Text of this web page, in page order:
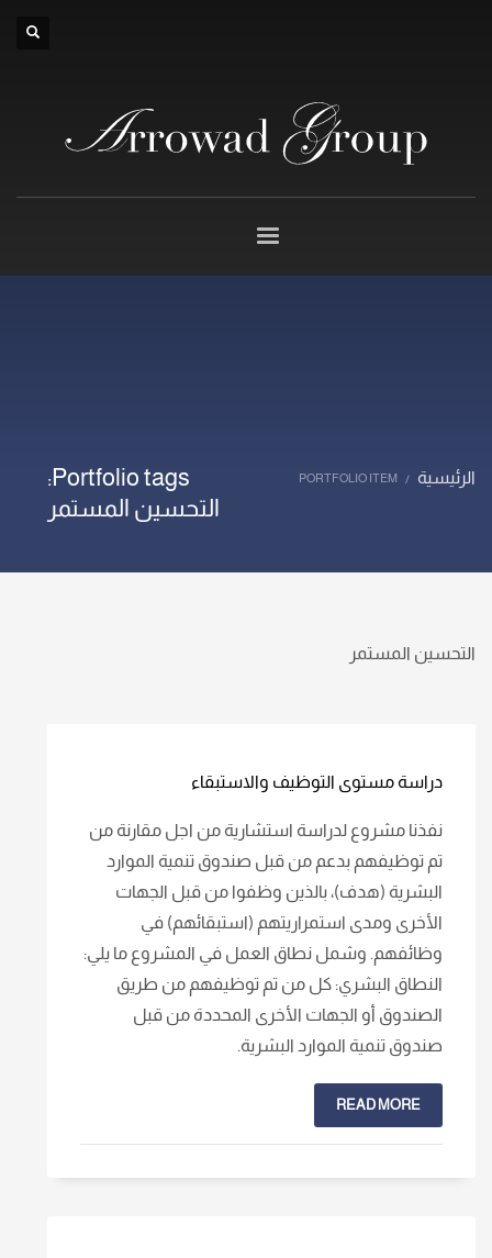
الرئيسية PORTFOLIO ITEM
Portfolio tags:
التحسين المستمر
التحسين المستمر
دراسة مستوى التوظيف والاستبقاء
نفذنا مشروع لدراسة استشارية من اجل مقارنة من
تم توظيفهم بدعم من قبل صندوق تنمية الموارد
البشرية (هدف)، بالذين وظفوا من قبل الجهات
الأخرى ومدى استمراريتهم (استبقائهم) في
وظائفهم. وشمل نطاق العمل في المشروع ما يلي:
النطاق البشري: كل من تم توظيفهم من طريق
الصندوق أو الجهات الأخرى المحددة من قبل
صندوق تنمية الموارد البشرية.
READ MORE